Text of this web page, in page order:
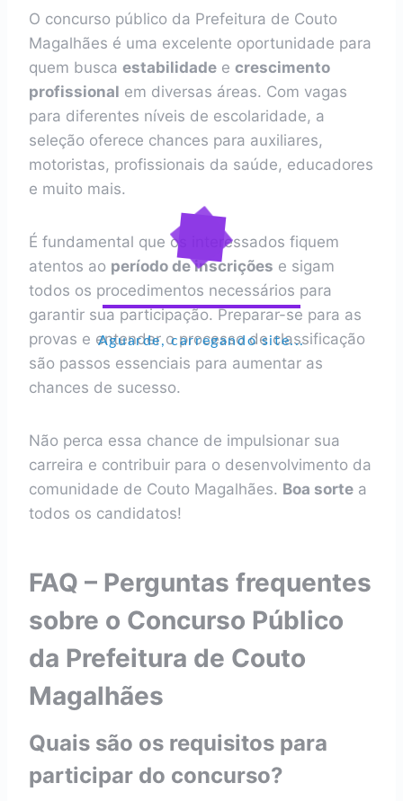
Aguarde, carregando site...
O concurso público da Prefeitura de Couto
Magalhães é uma excelente oportunidade para
quem busca estabilidade e crescimento
profissional em diversas áreas. Com vagas
para diferentes níveis de escolaridade, a
seleção oferece chances para auxiliares,
motoristas, profissionais da saúde, educadores
e muito mais.
É fundamental que os interessados fiquem
atentos ao período de inscrições e sigam
todos os procedimentos necessários para
garantir sua participação. Preparar-se para as
provas e entender o processo de classificação
são passos essenciais para aumentar as
chances de sucesso.
Não perca essa chance de impulsionar sua
carreira e contribuir para o desenvolvimento da
comunidade de Couto Magalhães. Boa sorte a
todos os candidatos!
FAQ – Perguntas frequentes
sobre o Concurso Público
da Prefeitura de Couto
Magalhães
Quais são os requisitos para
participar do concurso?